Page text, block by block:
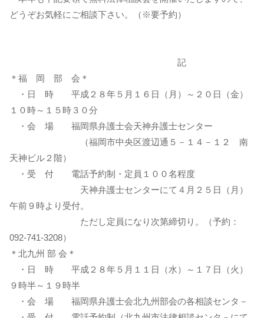
どうぞお気軽にご相談下さい。（※要予約）
記
＊福 岡 部 会＊
・日 時 平成２８年５月１６日（月）～２０日（金）
１０時～１５時３０分
・会 場 福岡県弁護士会天神弁護士センター
（福岡市中央区渡辺通５－１４－１２ 南
天神ビル２階）
・受 付 電話予約制・定員１００名程度
天神弁護士センターにて４月２５日（月）
午前９時より受付。
ただし定員になり次第締切り。（予約：
092-741-3208）
＊北九州 部 会＊
・日 時 平成２８年５月１１日（水）～１７日（火）
９時半～１９時半
・会 場 福岡県弁護士会北九州部会の各相談センタ－